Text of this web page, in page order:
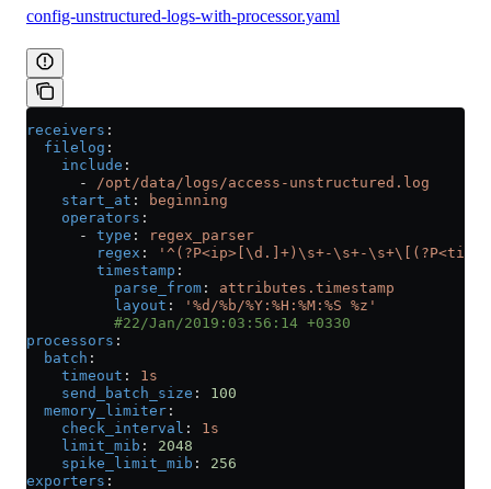
config-unstructured-logs-with-processor.yaml
receivers :
  filelog
:
    include
:
      -
/opt/data/logs/access-unstructured.log
    start_at
:
beginning
    operators
:
      -
type :
regex_parser
        regex
:
'^(?P<ip>[\d.]+)\s+-\s+-
        timestamp
:
          parse_from
: attributes.timestamp
          layout
:
'%d/%b/%Y:%H:%M:%S %z'
          #22/Jan/2019:03:56:14 +0330
processors :
  batch
:
    timeout
: 1s
    send_batch_size
: 100
  memory_limiter
:
    check_interval
: 1s
    limit_mib
: 2048
    spike_limit_mib
: 256
exporters :